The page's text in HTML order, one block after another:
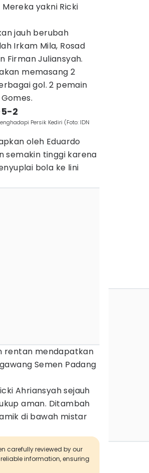
yakni Ricki
jauh berubah
Irkam Mila, Rosad
Firman Juliansyah.
memasang 2
gol. 2 pemain
2
Persik Kediri (Foto: IDN
oleh Eduardo
semakin tinggi karena
bola ke lini
rentan mendapatkan
Semen Padang
Ahriansyah sejauh
aman. Ditambah
di bawah mistar
carefully reviewed by our
information, ensuring